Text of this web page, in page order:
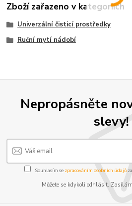
Zboží zařazeno v kategoriích
Univerzální čisticí prostředky
Ruční mytí nádobí
Nepropásněte
slevy!
Souhlasím se zpracováním osobních údajů
Můžete se kdykoli odhlásit.